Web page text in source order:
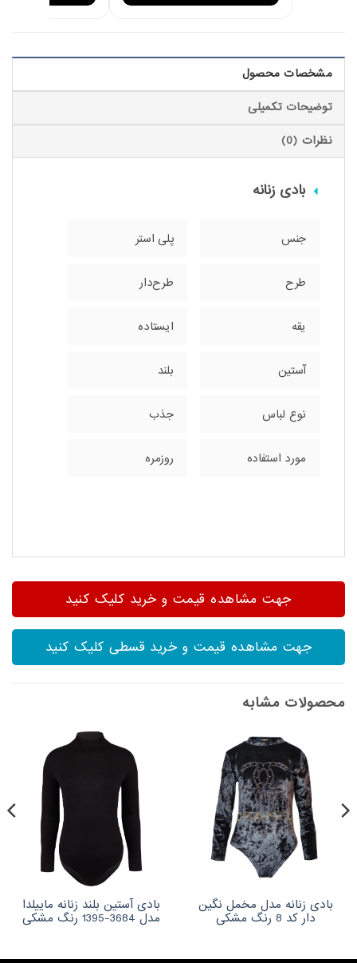
مشخصات محصول
توضیحات تکمیلی
نظرات (0)
بادی زنانه
جنس پلی استر
طرح طرح‌دار
یقه ایستاده
آستین بلند
نوع لباس جذب
مورد استفاده روزمره
جهت مشاهده قیمت و خرید کلیک کنید
جهت مشاهده قیمت و خرید قسطی کلیک کنید
محصولات مشابه
بادی زنانه مدل مخمل نگین
دار کد 8 رنگ مشکی
بادی آستین بلند زنانه ماییلدا
مدل 3684-1395 رنگ مشکی